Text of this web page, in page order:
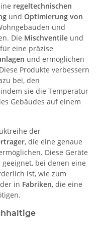
regeltechnischen
und Optimierung von
und
Die Mischventile und
eine präzise
und ermöglichen
Produkte verbessern
bei, den
sie die Temperatur
Gebäudes auf einem
der
, die eine genaue
Diese Geräte
bei denen eine
ist, wie zum
in Fabriken, die eine